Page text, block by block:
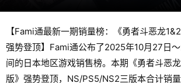
【Fami通最新一期销量榜：《勇者斗恶龙
强势登顶】Fami通公布了2025年10月27日
间的日本地区游戏销售榜。本期《勇者斗恶
版》强势登顶，NS/PS5/NS2三版本合计销量